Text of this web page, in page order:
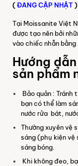
(ĐANG CẬP NHẬT)
Tại Moissanite Việt
được tạo nên bởi
vào chiếc nhẫn
Hướng
sản phẩm
Bảo quản :
bạn có thể làm
nước rửa bát,
Thường xuyên vệ
sáng (phụ kiện vệ
sáng bóng.
Khi không đeo,